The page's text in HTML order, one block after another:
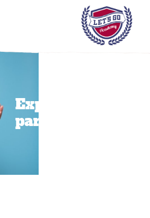
Expresiones
para decir «no»